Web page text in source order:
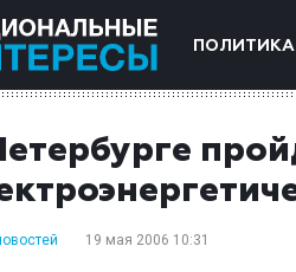
ПОЛИТИКА
19 мая 2006 10:31